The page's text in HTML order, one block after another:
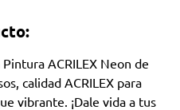
ACRILEX Neon de
calidad ACRILEX para
vibrante. ¡Dale vida a tus